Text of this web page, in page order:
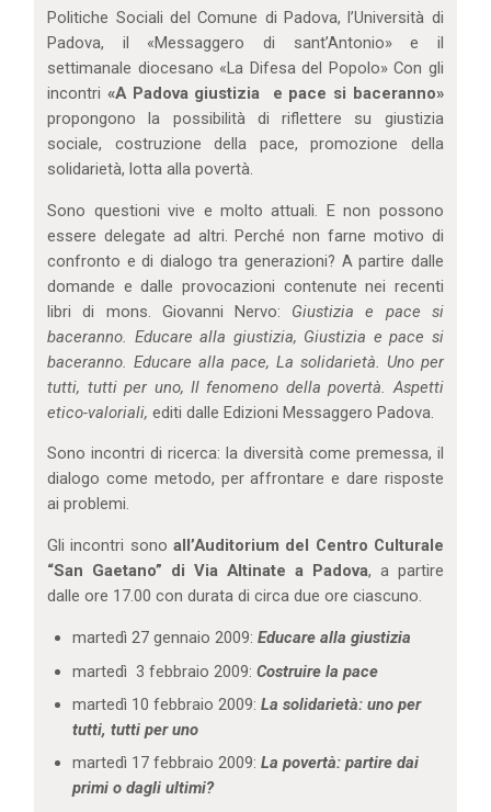
CARRELLO
Politiche Sociali del Comune di Padova, l’Università di
Padova, il «Messaggero di sant’Antonio» e il
settimanale diocesano «La Difesa del Popolo» Con gli
incontri «A Padova giustizia e pace si baceranno»
propongono la possibilità di riflettere su giustizia
sociale, costruzione della pace, promozione della
solidarietà, lotta alla povertà.
Sono questioni vive e molto attuali. E non possono
essere delegate ad altri. Perché non farne motivo di
confronto e di dialogo tra generazioni? A partire dalle
domande e dalle provocazioni contenute nei recenti
libri di mons. Giovanni Nervo: Giustizia e pace si
baceranno. Educare alla giustizia, Giustizia e pace si
baceranno. Educare alla pace, La solidarietà. Uno per
tutti, tutti per uno, Il fenomeno della povertà. Aspetti
etico-valoriali,editi dalle Edizioni Messaggero Padova.
Sono incontri di ricerca: la diversità come premessa, il
dialogo come metodo, per affrontare e dare risposte
ai problemi.
Gli incontri sono all’Auditorium del Centro Culturale
“San Gaetano” di Via Altinate a Padova, a partire
dalle ore 17.00 con durata di circa due ore ciascuno.
martedì 27 gennaio 2009: Educare alla giustizia
martedì 3 febbraio 2009: Costruire la pace
martedì 10 febbraio 2009: La solidarietà: uno per
tutti, tutti per uno
martedì 17 febbraio 2009: La povertà: partire dai
primi o dagli ultimi?